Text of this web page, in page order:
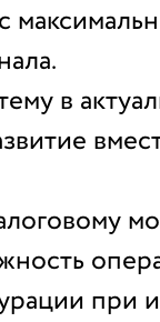
в
при